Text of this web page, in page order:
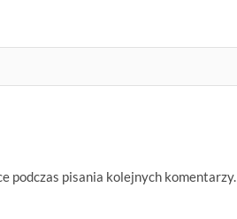
podczas pisania kolejnych komentarzy.